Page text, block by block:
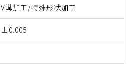
V溝加工/特殊形状加工
±0.005